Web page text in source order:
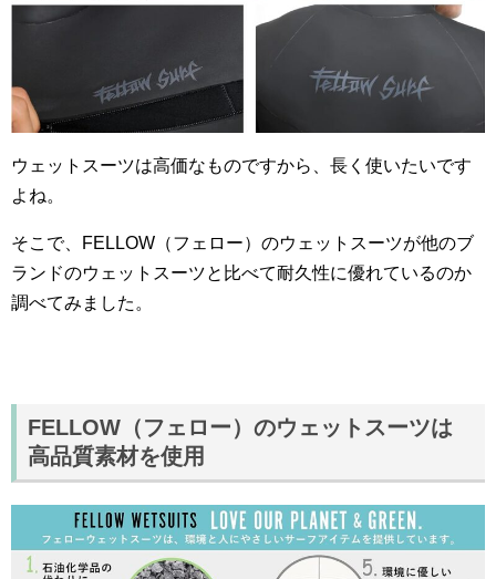
ウェットスーツは高価なものですから、長く使いたいです
よね。
そこで、FELLOW（フェロー）のウェットスーツが他のブ
ランドのウェットスーツと比べて耐久性に優れているのか
調べてみました。
FELLOW（フェロー）のウェットスーツは
高品質素材を使用